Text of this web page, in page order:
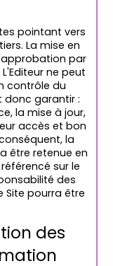
pointant vers
La mise en
par
ne peut
contrôle du
donc garantir :
la mise à jour,
accès et bon
la
être retenue en
sur le
des
Site pourra être
des